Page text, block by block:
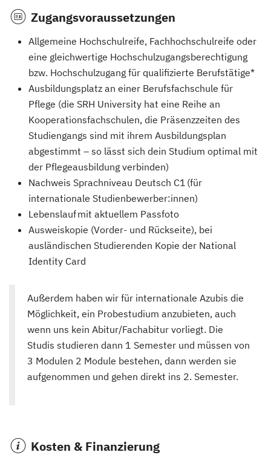
Zugangsvoraussetzungen
Allgemeine Hochschulreife, Fachhochschulreife oder
eine gleichwertige Hochschulzugangsberechtigung
bzw. Hochschulzugang für qualifizierte Berufstätige*
Ausbildungsplatz an einer Berufsfachschule für
Pflege (die SRH University hat eine Reihe an
Kooperationsfachschulen, die Präsenzzeiten des
Studiengangs sind mit ihrem Ausbildungsplan
abgestimmt – so lässt sich dein Studium optimal mit
der Pflegeausbildung verbinden)
Nachweis Sprachniveau Deutsch C1 (für
internationale Studienbewerber:innen)
Lebenslauf mit aktuellem Passfoto
Ausweiskopie (Vorder- und Rückseite), bei
ausländischen Studierenden Kopie der National
Identity Card
Außerdem haben wir für internationale Azubis die
Möglichkeit, ein Probestudium anzubieten, auch
wenn uns kein Abitur/Fachabitur vorliegt. Die
Studis studieren dann 1 Semester und müssen von
3 Modulen 2 Module bestehen, dann werden sie
aufgenommen und gehen direkt ins 2. Semester.
Kosten & Finanzierung